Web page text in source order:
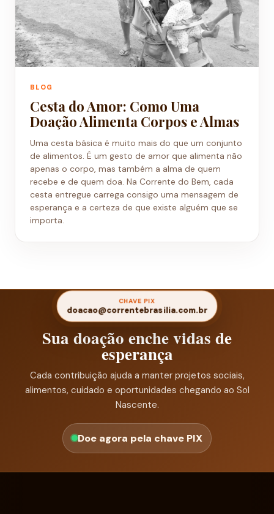
BLOG
Cesta do Amor: Como Uma
Doação Alimenta Corpos e Almas
Uma cesta básica é muito mais do que um conjunto
de alimentos. É um gesto de amor que alimenta não
apenas o corpo, mas também a alma de quem
recebe e de quem doa. Na Corrente do Bem, cada
cesta entregue carrega consigo uma mensagem de
esperança e a certeza de que existe alguém que se
importa.
CHAVE PIX
doacao@correntebrasilia.com.br
Sua doação enche vidas de
esperança
Cada contribuição ajuda a manter projetos sociais,
alimentos, cuidado e oportunidades chegando ao Sol
Nascente.
Doe agora pela chave PIX